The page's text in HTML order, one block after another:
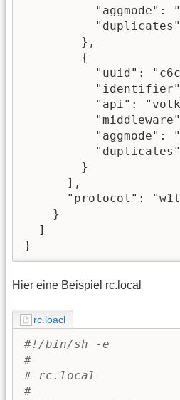
"aggmode":
        },
        {
"uuid":
"api":
"aggmode":
        }
      ],
"protocol":
    }
  ]
}
Hier eine Beispiel rc.local
rc.loacl
#!/bin/sh -e
#
# rc.local
#